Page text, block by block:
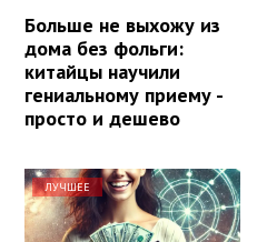
Больше не выхожу из
дома без фольги:
китайцы научили
гениальному приему -
просто и дешево
ЛУЧШЕЕ